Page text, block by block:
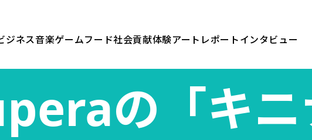
ジネス音楽ゲームフード社会貢献体験アート レポートインタビュー
の「キニ